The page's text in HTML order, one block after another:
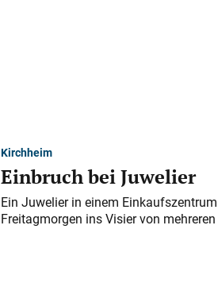
Kirchheim
Einbruch bei Juwelier
Ein Juwelier in einem
Freitagmorgen ins Visier von